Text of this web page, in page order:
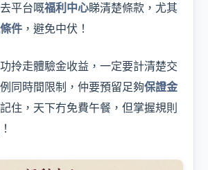
平台嘅福利中心睇清楚條款，尤其
件 ，避免中伏！
拎走體驗金收益，一定要計清楚交
同時間限制，仲要預留足夠保證金
記住，天下冇免費午餐，但掌握規則